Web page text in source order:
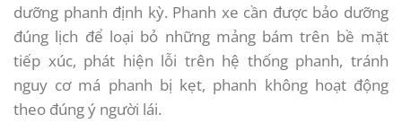
dưỡng phanh định kỳ. Phanh xe cần được bảo dưỡng
đúng lịch để loại bỏ những mảng bám trên bề mặt
tiếp xúc, phát hiện lỗi trên hệ thống phanh, tránh
nguy cơ má phanh bị kẹt, phanh không hoạt động
theo đúng ý người lái.